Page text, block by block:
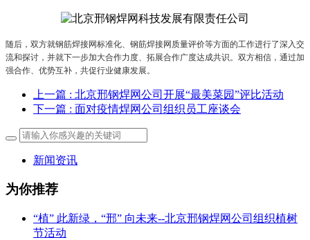
随后，双方就钢筋焊接网标准化、钢筋焊接网质量评价等方面的工作进行了深入交
流和探讨，并就下一步加大合作力度、拓展合作广度达成共识。双方相信，通过加
强合作、优势互补，共促行业健康发展。
上一篇 : 北京邢钢焊网公司开展“最美菜园”评比活动
下一篇 : 面对疫情焊网公司组织员工座谈会
新闻资讯
为你推荐
“植” 此新绿，“邢” 向未来--北京邢钢焊网公司组织植树
节活动